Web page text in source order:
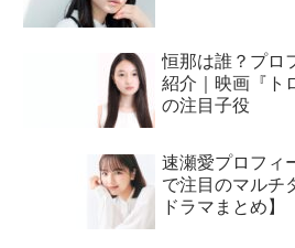
恒那は誰？プロ
紹介｜映画『ト
の注目子役
速瀬愛プロフィ
で注目のマルチ
ドラマまとめ】